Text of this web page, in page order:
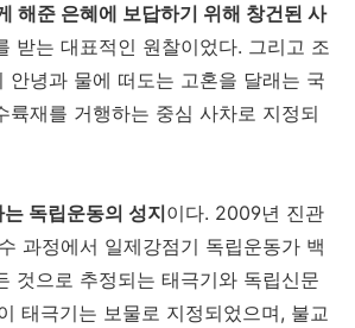
해준 은혜에 보답하기 위해 창건된 사
받는 대표적인 원찰이었다. 그리고 조
안녕과 물에 떠도는 고혼을 달래는 국
륙재를 거행하는 중심 사차로 지정되
독립운동의 성지이다. 2009년 진관
과정에서 일제강점기 독립운동가 백
것으로 추정되는 태극기와 독립신문
태극기는 보물로 지정되었으며, 불교